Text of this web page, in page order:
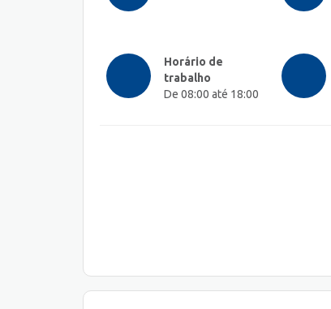
Horário de
trabalho
De 08:00 até 18:00